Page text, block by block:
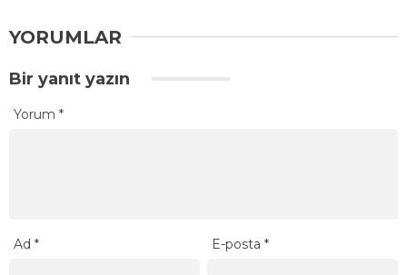
YORUMLAR
Bir yanıt yazın
Yorum *
Ad * E-posta*